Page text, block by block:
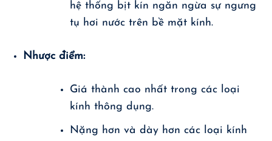
hệ thống bịt kín ngăn ngừa sự ngưng
tụ hơi nước trên bề mặt kính.
Nhược điểm:
Giá thành cao nhất trong các loại
kính thông dụng.
Nặng hơn và dày hơn các loại kính